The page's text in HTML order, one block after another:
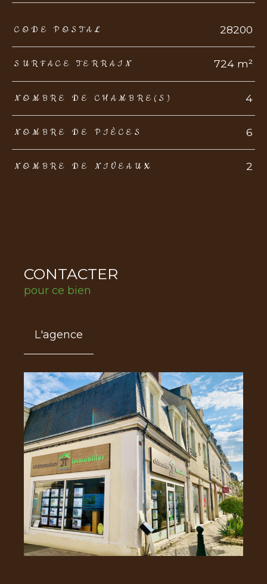
TRAD_ZEPHYR_Caracteristique TRAD_ZEPHYR_Valeurs
CODE POSTAL 28200
SURFACE TERRAIN 724 m²
NOMBRE DE CHAMBRE(S) 4
NOMBRE DE PIÈCES 6
NOMBRE DE NIVEAUX 2
CONTACTER
pour ce bien
L'agence